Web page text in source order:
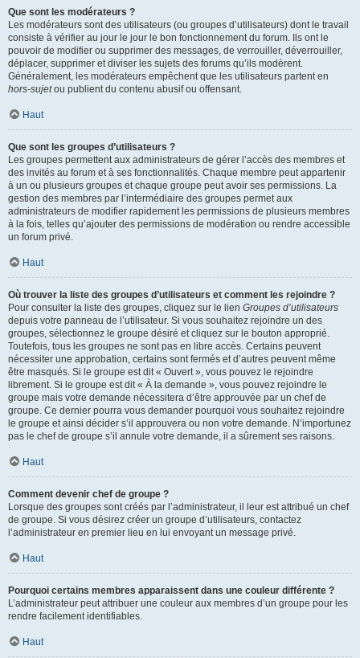
Que sont les modérateurs ?
Les modérateurs sont des utilisateurs (ou groupes d’utilisateurs) dont le travail
consiste à vérifier au jour le jour le bon fonctionnement du forum. Ils ont le
pouvoir de modifier ou supprimer des messages, de verrouiller, déverrouiller,
déplacer, supprimer et diviser les sujets des forums qu’ils modèrent.
Généralement, les modérateurs empêchent que les utilisateurs partent en
hors-sujetou publient du contenu abusif ou offensant.
Haut
Que sont les groupes d’utilisateurs ?
Les groupes permettent aux administrateurs de gérer l’accès des membres et
des invités au forum et à ses fonctionnalités. Chaque membre peut appartenir
à un ou plusieurs groupes et chaque groupe peut avoir ses permissions. La
gestion des membres par l’intermédiaire des groupes permet aux
administrateurs de modifier rapidement les permissions de plusieurs membres
à la fois, telles qu’ajouter des permissions de modération ou rendre accessible
un forum privé.
Haut
Où trouver la liste des groupes d’utilisateurs et comment les rejoindre ?
Pour consulter la liste des groupes, cliquez sur le lien Groupes d’utilisateurs
depuis votre panneau de l’utilisateur. Si vous souhaitez rejoindre un des
groupes, sélectionnez le groupe désiré et cliquez sur le bouton approprié.
Toutefois, tous les groupes ne sont pas en libre accès. Certains peuvent
nécessiter une approbation, certains sont fermés et d’autres peuvent même
être masqués. Si le groupe est dit « Ouvert », vous pouvez le rejoindre
librement. Si le groupe est dit « À la demande », vous pouvez rejoindre le
groupe mais votre demande nécessitera d’être approuvée par un chef de
groupe. Ce dernier pourra vous demander pourquoi vous souhaitez rejoindre
le groupe et ainsi décider s’il approuvera ou non votre demande. N’importunez
pas le chef de groupe s’il annule votre demande, il a sûrement ses raisons.
Haut
Comment devenir chef de groupe ?
Lorsque des groupes sont créés par l’administrateur, il leur est attribué un chef
de groupe. Si vous désirez créer un groupe d’utilisateurs, contactez
l’administrateur en premier lieu en lui envoyant un message privé.
Haut
Pourquoi certains membres apparaissent dans une couleur différente ?
L’administrateur peut attribuer une couleur aux membres d’un groupe pour les
rendre facilement identifiables.
Haut